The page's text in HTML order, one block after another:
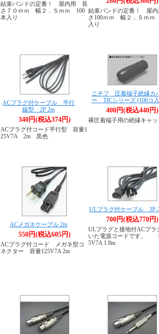
結束バンドの定番！ 屋内用 長
さ７０ｍｍ 幅２．５ｍｍ 100
本入り
結束バンドの定番！ 屋
さ100ｍｍ 幅２．５ｍｍ
入り
ACプラグ付ケーブル 平行
線型 2P 2m
340円(税込374円)
ACプラグ付コード平行型 容量1
25V7A 2m 黒色
ニチフ 圧着端子絶縁カ
ー TICシリーズ (100コ
400円(税込440円)
裸圧着端子用の絶縁キャ
ACメガネケーブル 2m
550円(税込605円)
ACプラグ付コード メガネ型コ
ネクター 容量125V7A 2m
ULプラグ付ケーブル 3P-
700円(税込770円)
ULプラグと接地付ACプラ
いた電源コードです。
5V7A 1.8m